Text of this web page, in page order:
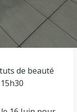
de beauté